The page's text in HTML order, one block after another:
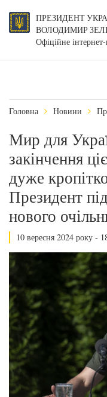
ПРЕЗИДЕНТ
ВОЛОДИМИР
Офіційне
Головна Новини
Мир для
закінчення
дуже
Президент
нового
10 вересня 2024 року -